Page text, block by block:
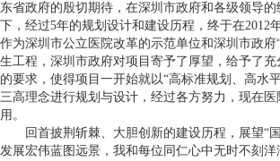
东省政府的殷切期待，在深圳市政府和各级领导
下，经过5年的规划设计和建设历程，终于在2012
作为深圳市公立医院改革的示范单位和深圳市政府
生工程，深圳市政府对项目寄予了厚望，给予了
的要求，使得项目一开始就以“高标准规划、高水
三高理念进行规划与设计，经过各方努力，现在
用。
回首披荆斩棘、大胆创新的建设历程，展望“国
发展宏伟蓝图远景，我和每位同仁心中无时不刻